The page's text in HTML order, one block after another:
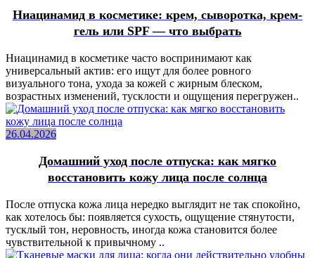
Ниацинамид в косметике: крем, сыворотка, крем-
гель или SPF — что выбрать
Ниацинамид в косметике часто воспринимают как
универсальный актив: его ищут для более ровного
визуального тона, ухода за кожей с жирным блеском,
возрастных изменений, тусклости и ощущения перегружен..
26.04.2026
Домашний уход после отпуска: как мягко
восстановить кожу лица после солнца
После отпуска кожа лица нередко выглядит не так спокойно,
как хотелось бы: появляется сухость, ощущение стянутости,
тусклый тон, неровность, иногда кожа становится более
чувствительной к привычному ..